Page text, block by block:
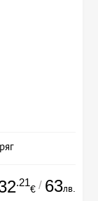
.21
€ / 63лв.